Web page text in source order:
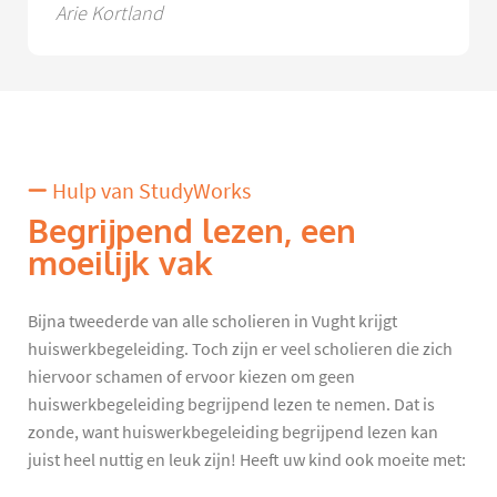
Arie Kortland
Hulp van StudyWorks
Begrijpend lezen, een
moeilijk vak
Bijna tweederde van alle scholieren in Vught krijgt
huiswerkbegeleiding. Toch zijn er veel scholieren die zich
hiervoor schamen of ervoor kiezen om geen
huiswerkbegeleiding begrijpend lezen te nemen. Dat is
zonde, want huiswerkbegeleiding begrijpend lezen kan
juist heel nuttig en leuk zijn! Heeft uw kind ook moeite met: